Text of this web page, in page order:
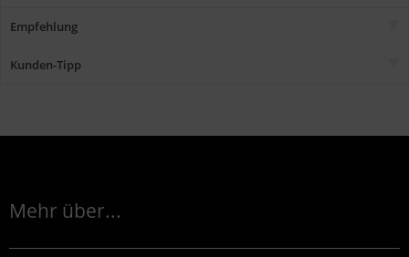
Empfehlung
Kunden-Tipp
Mehr über...